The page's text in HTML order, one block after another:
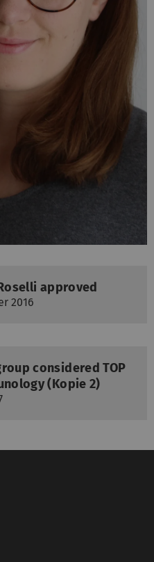
approved
2016
considered TOP
(Kopie 2)